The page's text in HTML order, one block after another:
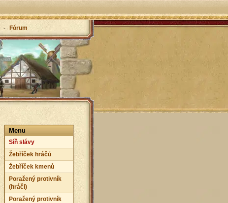
- Fórum
Menu
Síň slávy
Žebříček hráčů
Žebříček kmenů
Poražený protivník
(hráči)
Poražený protivník